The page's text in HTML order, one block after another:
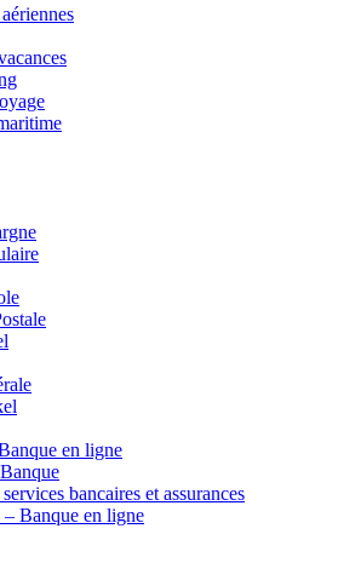
en ligne
bancaires et assurances
Banque en ligne